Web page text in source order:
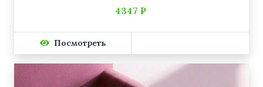
4347 ₽
Посмотреть